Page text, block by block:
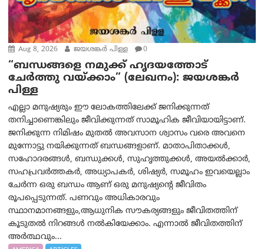
Aug 8, 2026 ജയശങ്കര്‍ പിള്ള 0
“ബന്ധങ്ങളെ നമുക്ക് ഹൃദയത്തോട്
ചേർത്തു വയ്ക്കാം” (ലേഖനം): ജയശങ്കര്‍
പിള്ള
എല്ലാ മനുഷ്യരും ഈ ലോകത്തിലേക്ക് ജനിക്കുന്നത്
തനിച്ചാണെങ്കിലും ജീവിക്കുന്നത് സാമൂഹിക ജീവിയായിട്ടാണ്.
ജനിക്കുന്ന നിമിഷം മുതൽ അവസാന ശ്വാസം വരെ അവനെ
മുന്നോട്ടു നയിക്കുന്നത് ബന്ധങ്ങളാണ്. മാതാപിതാക്കൾ,
സഹോദരങ്ങൾ, ബന്ധുക്കൾ, സുഹൃത്തുക്കൾ, അയൽക്കാർ,
സഹപ്രവർത്തകർ, അധ്യാപകർ, ശിഷ്യർ, സമൂഹം ഇവയെല്ലാം
ചേർന്ന ഒരു ബന്ധം ആണ് ഒരു മനുഷ്യന്റെ ജീവിതം
രൂപപ്പെടുന്നത്. പണവും അധികാരവും
സ്ഥാനമാനങ്ങളും,ആധുനിക സൗകര്യങ്ങളും ജീവിതത്തിന്
കൂടുതൽ നിറങ്ങൾ നൽകിയേക്കാം. എന്നാൽ ജീവിതത്തിന്
അർത്ഥവും...